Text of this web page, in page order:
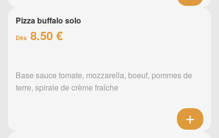
Pizza buffalo solo
Dès 8.50 €
Base sauce tomate, mozzarella, boeuf, pommes de
terre, spirale de crème fraîche